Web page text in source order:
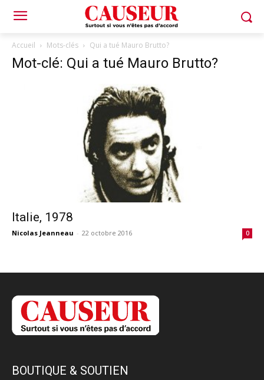
Accueil Mots-clés Qui a tué Mauro Brutto?
Mot-clé: Qui a tué Mauro Brutto?
Italie, 1978
Nicolas Jeanneau - 22 octobre 2016 0
BOUTIQUE & SOUTIEN